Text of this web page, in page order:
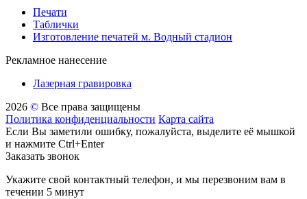
Печати
Таблички
Изготовление печатей м. Водный стадион
Рекламное нанесение
Лазерная гравировка
2026 © Все права защищены
Политика конфиденциальности Карта сайта
Если Вы заметили ошибку, пожалуйста, выделите её мышкой
и нажмите Ctrl+Enter
Заказать звонок
Укажите свой контактный телефон, и мы перезвоним вам в
течении 5 минут